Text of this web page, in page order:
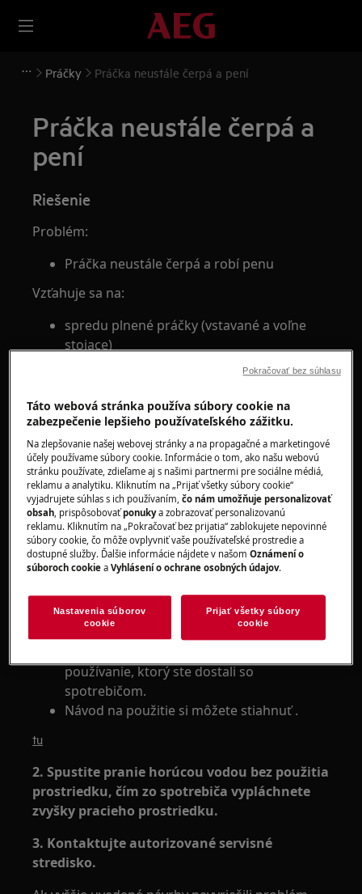
Práčky Práčka neustále čerpá a pení
Práčka neustále čerpá a
pení
Riešenie
Problém:
Práčka neustále čerpá a robí penu
Vzťahuje sa na:
spredu plnené práčky (vstavané a voľne
stojace)
1. Vypnite spotrebič a vyčistite čerpadlo a
filter
Ak spotrebič neustále čerpá a pení,
znamená to, že ste použili veľa pracieho
prostriedku, ktorý tvorí veľa peny a to
spôsobuje upchanie systému na
sledovanie hladiny vody.
Vyčistite čerpadlo a filter na vlákna,
vrátane lopatiek čerpadla (ak sú lopatky
viditeľné, otočte ich ceruzkou a filter vráťte
používanie, ktorý ste dostali so
spotrebičom.
Návod na použitie si môžete stiahnuť .
tu
2. Spustite pranie horúcou vodou bez použitia
prostriedku, čím zo spotrebiča vypláchnete
zvyšky pracieho prostriedku.
3. Kontaktujte autorizované servisné
stredisko.
Táto webová stránka používa súbory cookie na
zabezpečenie lepšieho používateľského zážitku.
Na zlepšovanie našej webovej stránky a na propagačné a marketingové
účely používame súbory cookie. Informácie o tom, ako našu webovú
stránku používate, zdieľame aj s našimi partnermi pre sociálne médiá,
reklamu a analytiku. Kliknutím na „Prijať všetky súbory cookie“
vyjadrujete súhlas s ich používaním,čo nám umožňuje personalizovať
obsah, prispôsobovaťponukya zobrazovať personalizovanú
reklamu. Kliknutím na „Pokračovať bez prijatia“ zablokujete nepovinné
súbory cookie, čo môže ovplyvniť vaše používateľské prostredie a
dostupné služby. Ďalšie informácie nájdete v našomOznámení o
súboroch cookie aVyhlásení o ochrane osobných údajov.
Nastavenia súborov
cookie
Prijať všetky súbory
cookie
Pokračovať bez súhlasu